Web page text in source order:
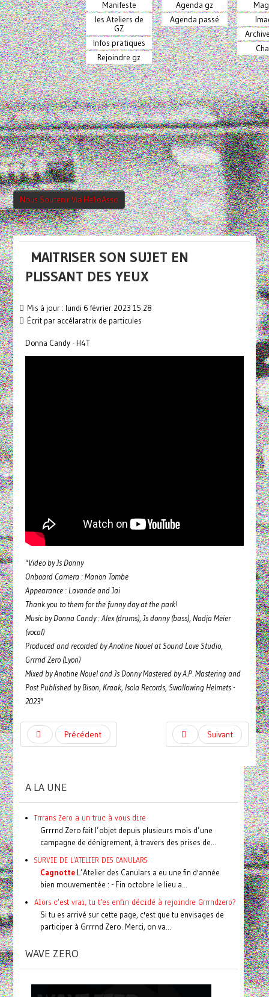
Manifeste
les Ateliers de
GZ
Infos pratiques
Rejoindre gz
Agenda gz
Agenda passé
Nous Soutenir Via HelloAsso
MAITRISER SON SUJET EN
PLISSANT DES YEUX
Mis à jour : lundi 6 février 2023 15:28
Écrit par accélaratrix de particules
Donna Candy - H4T
"Video by Js Donny
Onboard Camera : Manon Tombe
Appearance : Lavande and Jai
Thank you to them for the funny day at the park!
Music by Donna Candy : Alex (drums), Js donny (bass), Nadja Meier
(vocal)
Produced and recorded by Anotine Nouel at Sound Love Studio,
Grrrnd Zero (Lyon)
Mixed by Anotine Nouel and Js Donny Mastered by A.P. Mastering and
Post Published by Bison, Kraak, Isola Records, Swallowing Helmets -
2023"
Précédent Suivant
A LA UNE
Trrrans Zero a un truc à vous dire
Grrrnd Zero fait l’objet depuis plusieurs mois d’une
campagne de dénigrement, à travers des prises de...
SURVIE DE L'ATELIER DES CANULARS
CagnotteL’Atelier des Canulars a eu une fin d'année
bien mouvementée : - Fin octobre le lieu a...
Alors c'est vrai, tu t'es enfin décidé à rejoindre Grrrndzero?
Si tu es arrivé sur cette page, c'est que tu envisages de
participer à Grrrnd Zero. Merci, on va...
WAVE ZERO